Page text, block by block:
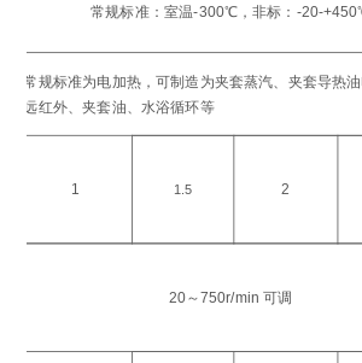
常规标准：室温-300℃，非标：-20-
常规标准为电加热，可制造为夹套蒸汽、夹套导热油
远红外、夹套油、水浴循环等
1 1.5 2
20～750r/min 可调